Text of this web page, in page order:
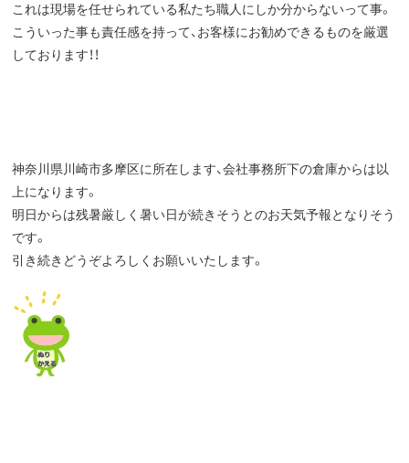
これは現場を任せられている私たち職人にしか分からないって事。
こういった事も責任感を持って、お客様にお勧めできるものを厳選
しております！！
神奈川県川崎市多摩区に所在します、会社事務所下の倉庫からは以
上になります。
明日からは残暑厳しく暑い日が続きそうとのお天気予報となりそう
です。
引き続きどうぞよろしくお願いいたします。